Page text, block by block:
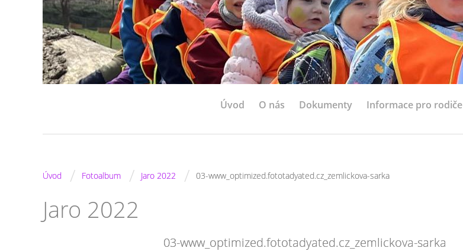
Úvod O nás Dokumenty Informace pro rodiče
Úvod / Fotoalbum / Jaro 2022 / 03-www_optimized.fototadyated.cz_zemlickova-sarka
Jaro 2022
03-www_optimized.fototadyated.cz_zemlickova-sarka